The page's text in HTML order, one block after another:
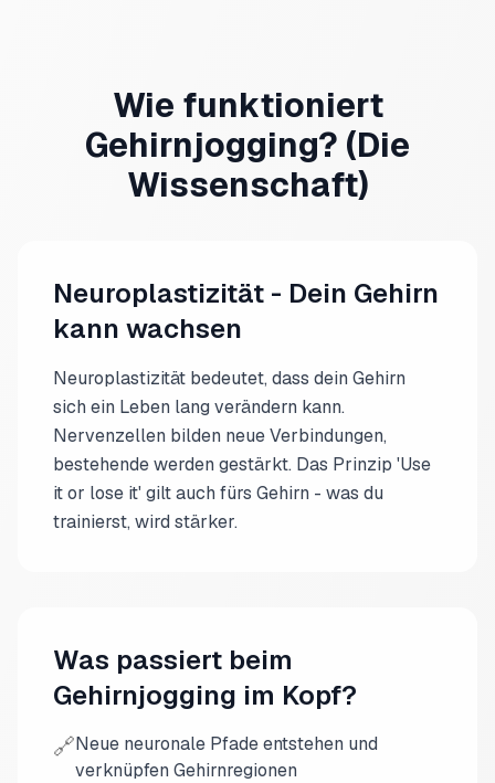
Wie funktioniert
Gehirnjogging? (Die
Wissenschaft)
Neuroplastizität - Dein Gehirn
kann wachsen
Neuroplastizität bedeutet, dass dein Gehirn
sich ein Leben lang verändern kann.
Nervenzellen bilden neue Verbindungen,
bestehende werden gestärkt. Das Prinzip 'Use
it or lose it' gilt auch fürs Gehirn - was du
trainierst, wird stärker.
Was passiert beim
Gehirnjogging im Kopf?
🔗Neue neuronale Pfade entstehen und
verknüpfen Gehirnregionen